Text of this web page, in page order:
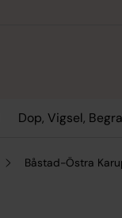
Dop, Vigsel,
Båstad-Östra